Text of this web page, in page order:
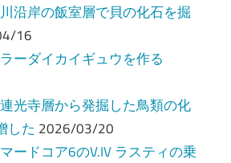
沿岸の飯室層で貝の化石を掘
16
ーダイカイギュウを作る
光寺層から発掘した鳥類の化
した 2026/03/20
ードコア6のV.IV ラスティの乗